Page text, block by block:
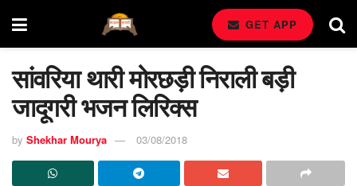
GET APP
सांवरिया थारी मोरछड़ी निराली बड़ी
जादूगरी भजन लिरिक्स
by Shekhar Mourya 03/08/2018